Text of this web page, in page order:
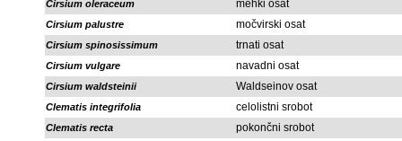
Cirsium oleraceum mehki osat
Cirsium palustre močvirski osat
Cirsium spinosissimum trnati osat
Cirsium vulgare navadni osat
Cirsium waldsteinii Waldseinov osat
Clematis integrifolia celolistni srobot
Clematis recta pokončni srobot